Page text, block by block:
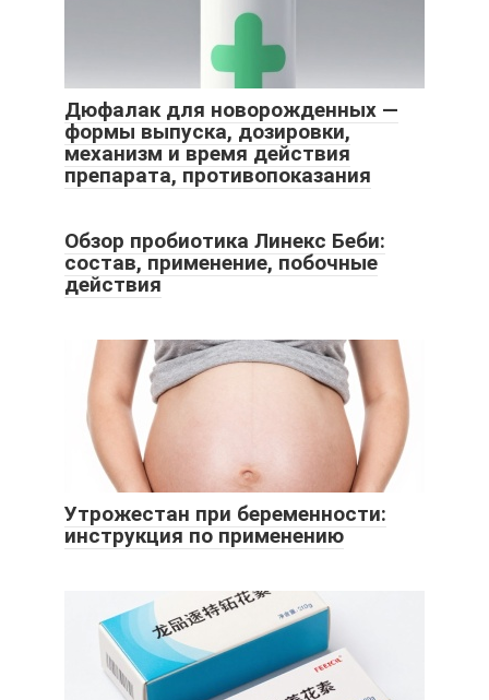
Дюфалак для новорожденных —
формы выпуска, дозировки,
механизм и время действия
препарата, противопоказания
Обзор пробиотика Линекс Беби:
состав, применение, побочные
действия
Утрожестан при беременности:
инструкция по применению